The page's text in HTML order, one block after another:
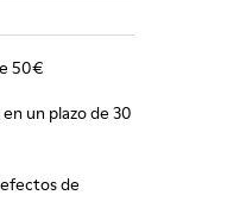
50€
un plazo de 30
de